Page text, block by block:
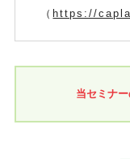
（ https://
当セミナ